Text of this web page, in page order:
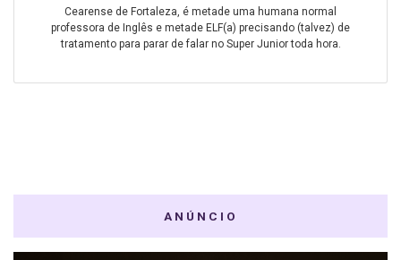
Cearense de Fortaleza, é metade uma humana normal
professora de Inglês e metade ELF(a) precisando (talvez) de
tratamento para parar de falar no Super Junior toda hora.
ANÚNCIO